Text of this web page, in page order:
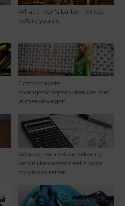
What a men’s barber notices
before you do
Comfortabele
zwangerschapsrokken die met
je meebewegen
Waarom een reisverzekering
vergelijken essentieel is voor
zorgeloos reizen